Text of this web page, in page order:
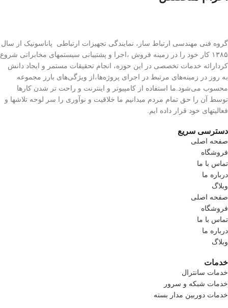
گروه فنی مهندسی ارتباط ساز، نمایندگی تجهیزات ارتباطی پاناسونیک از سال
۱۳۸۵ کار خود را در زمینه فروش ،اجرا و پشتیبانی سیستمهای مخابراتی شروع
کردارائه خدمات تخصصی در این حوزه، انجام تحقیقات مستمر و ایجاد دانش
به‌ روز در زمینه‌های مرتبط در اجرای پروژه‌ها،از ویژگی‌های بارز مجموعه
محسوب می‌شود.ما استفاده از کامپیوتر و اینترنت و راحت تر شدن کارها
توسط آن را حق تمام مردم میدانیم ما خلاقیت و نوآوری را سر لوحه تلاشها و
فعالیتهای خود قرار داده ایم.
دسترسی سریع
صفحه اصلی
فروشگاه
تماس با ما
درباره ما
وبلاگ
صفحه اصلی
فروشگاه
تماس با ما
درباره ما
وبلاگ
خدمات
خدمات سانترال
خدمات شبکه و سرور
خدمات دوربین مدار بسته